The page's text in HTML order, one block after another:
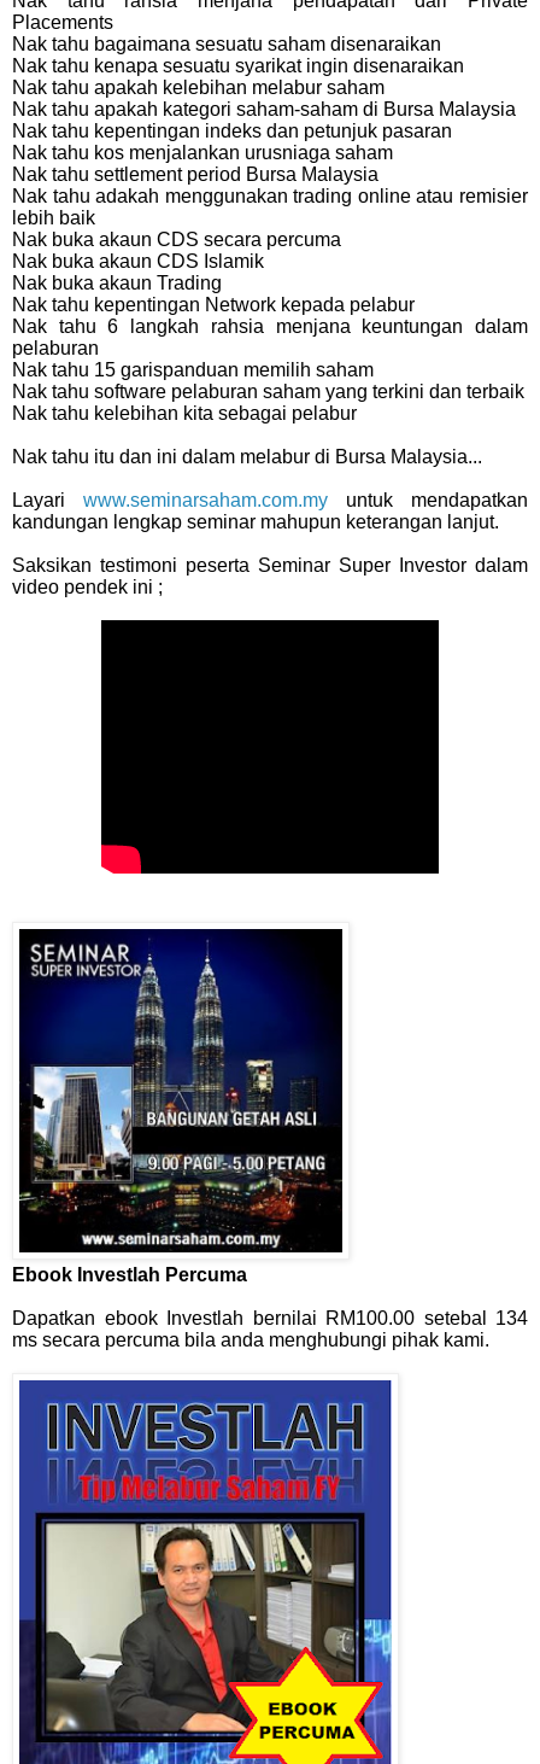
Placements
Nak tahu bagaimana sesuatu saham disenaraikan
Nak tahu kenapa sesuatu syarikat ingin disenaraikan
Nak tahu apakah kelebihan melabur saham
Nak tahu apakah kategori saham-saham di Bursa Malaysia
Nak tahu kepentingan indeks dan petunjuk pasaran
Nak tahu kos menjalankan urusniaga saham
Nak tahu settlement period Bursa Malaysia
Nak tahu adakah menggunakan trading online atau remisier
lebih baik
Nak buka akaun CDS secara percuma
Nak buka akaun CDS Islamik
Nak buka akaun Trading
Nak tahu kepentingan Network kepada pelabur
Nak tahu 6 langkah rahsia menjana keuntungan dalam
pelaburan
Nak tahu 15 garispanduan memilih saham
Nak tahu software pelaburan saham yang terkini dan terbaik
Nak tahu kelebihan kita sebagai pelabur
Nak tahu itu dan ini dalam melabur di Bursa Malaysia...
Layari www.seminarsaham.com.my untuk mendapatkan
kandungan lengkap seminar mahupun keterangan lanjut.
Saksikan testimoni peserta Seminar Super Investor dalam
video pendek ini ;
Ebook Investlah Percuma
Dapatkan ebook Investlah bernilai RM100.00 setebal 134
ms secara percuma bila anda menghubungi pihak kami.